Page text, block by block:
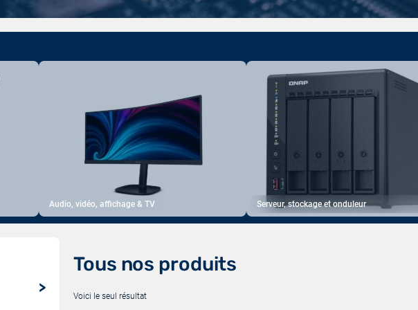
Audio, vidéo, affichage & TV Serveur, stockage et onduleur
Tous nos produits
Voici le seul résultat